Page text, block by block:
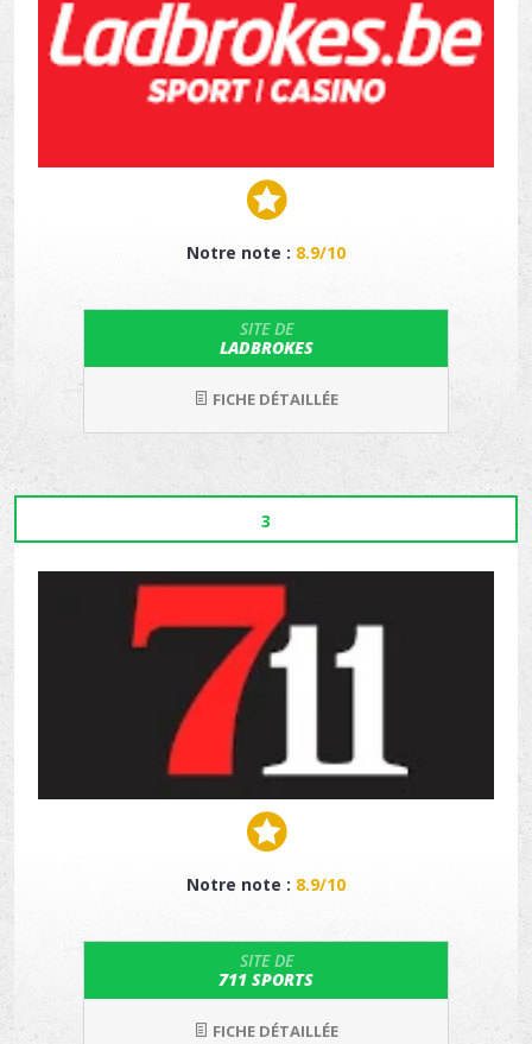
Notre note : 8.9/10
SITE DE
LADBROKES
FICHE DÉTAILLÉE
3
Notre note : 8.9/10
SITE DE
711 SPORTS
FICHE DÉTAILLÉE